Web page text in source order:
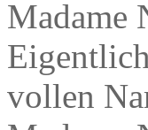
Madame
vollen